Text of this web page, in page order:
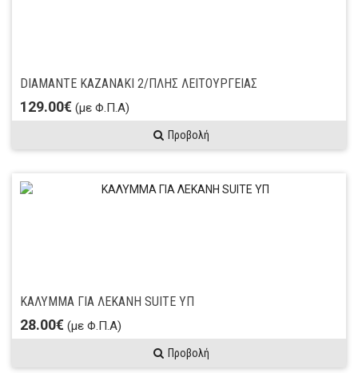
DIAMANTE ΚΑΖΑΝΑΚΙ 2/ΠΛΗΣ ΛΕΙΤΟΥΡΓΕΙΑΣ
129.00€ (με Φ.Π.Α)
Προβολή
ΚΑΛΥΜΜΑ ΓΙΑ ΛΕΚΑΝΗ SUITE ΥΠ
28.00€ (με Φ.Π.Α)
Προβολή